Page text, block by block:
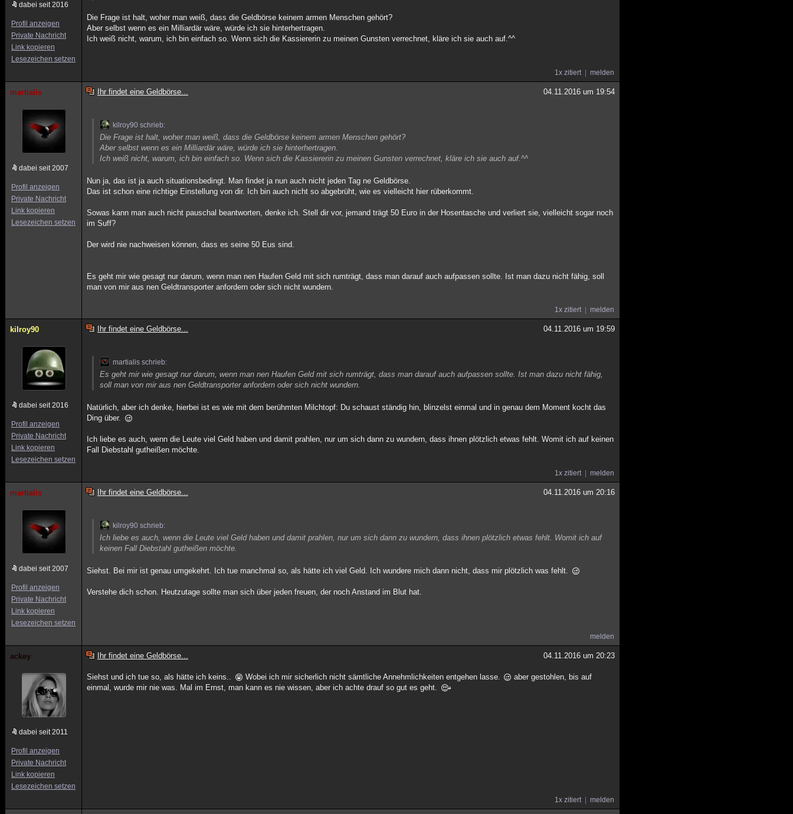
dabei seit 2016
Profil anzeigen
Private Nachricht
Link kopieren
Lesezeichen setzen
Die Frage ist halt, woher man weiß, dass die Geldbörse keinem armen Menschen gehört?
Aber selbst wenn es ein Milliardär wäre, würde ich sie hinterhertragen.
Ich weiß nicht, warum, ich bin einfach so. Wenn sich die Kassiererin zu meinen Gunsten verrechnet, kläre ich sie auch auf.^^
1x zitiert melden
martialis
dabei seit 2007
Profil anzeigen
Private Nachricht
Link kopieren
Lesezeichen setzen
Ihr findet eine Geldbörse... 04.11.2016 um 19:54
kilroy90 schrieb:
Die Frage ist halt, woher man weiß, dass die Geldbörse keinem armen Menschen gehört?
Aber selbst wenn es ein Milliardär wäre, würde ich sie hinterhertragen.
Ich weiß nicht, warum, ich bin einfach so. Wenn sich die Kassiererin zu meinen Gunsten verrechnet, kläre ich sie auch auf.^^
Nun ja, das ist ja auch situationsbedingt. Man findet ja nun auch nicht jeden Tag ne Geldbörse.
Das ist schon eine richtige Einstellung von dir. Ich bin auch nicht so abgebrüht, wie es vielleicht hier rüberkommt.
Sowas kann man auch nicht pauschal beantworten, denke ich. Stell dir vor, jemand trägt 50 Euro in der Hosentasche und verliert sie, vielleicht sogar noch
im Suff?
Der wird nie nachweisen können, dass es seine 50 Eus sind.
Es geht mir wie gesagt nur darum, wenn man nen Haufen Geld mit sich rumträgt, dass man darauf auch aufpassen sollte. Ist man dazu nicht fähig, soll
man von mir aus nen Geldtransporter anfordern oder sich nicht wundern.
1x zitiert melden
kilroy90
dabei seit 2016
Profil anzeigen
Private Nachricht
Link kopieren
Lesezeichen setzen
Ihr findet eine Geldbörse... 04.11.2016 um 19:59
martialis schrieb:
Es geht mir wie gesagt nur darum, wenn man nen Haufen Geld mit sich rumträgt, dass man darauf auch aufpassen sollte. Ist man dazu nicht fähig,
soll man von mir aus nen Geldtransporter anfordern oder sich nicht wundern.
Natürlich, aber ich denke, hierbei ist es wie mit dem berühmten Milchtopf: Du schaust ständig hin, blinzelst einmal und in genau dem Moment kocht das
Ding über.
Ich liebe es auch, wenn die Leute viel Geld haben und damit prahlen, nur um sich dann zu wundern, dass ihnen plötzlich etwas fehlt. Womit ich auf keinen
Fall Diebstahl gutheißen möchte.
1x zitiert melden
martialis
dabei seit 2007
Profil anzeigen
Private Nachricht
Link kopieren
Lesezeichen setzen
Ihr findet eine Geldbörse... 04.11.2016 um 20:16
kilroy90 schrieb:
Ich liebe es auch, wenn die Leute viel Geld haben und damit prahlen, nur um sich dann zu wundern, dass ihnen plötzlich etwas fehlt. Womit ich auf
keinen Fall Diebstahl gutheißen möchte.
Siehst. Bei mir ist genau umgekehrt. Ich tue manchmal so, als hätte ich viel Geld. Ich wundere mich dann nicht, dass mir plötzlich was fehlt.
Verstehe dich schon. Heutzutage sollte man sich über jeden freuen, der noch Anstand im Blut hat.
melden
ackey
dabei seit 2011
Profil anzeigen
Private Nachricht
Link kopieren
Lesezeichen setzen
Ihr findet eine Geldbörse... 04.11.2016 um 20:23
Siehst und ich tue so, als hätte ich keins.. Wobei ich mir sicherlich nicht sämtliche Annehmlichkeiten entgehen lasse.
aber gestohlen, bis auf
einmal, wurde mir nie was. Mal im Ernst, man kann es nie wissen, aber ich achte drauf so gut es geht.
1x zitiert melden